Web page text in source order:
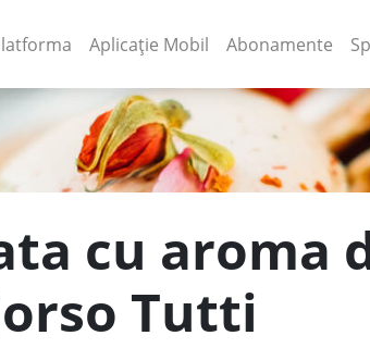
(current)
Aplicație Mobil (current)
Abonamente
cu aroma
Tutti